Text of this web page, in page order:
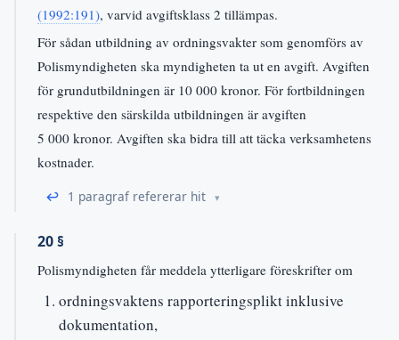
(1992:191), varvid avgiftsklass 2 tillämpas.
För sådan utbildning av ordningsvakter som genomförs av
Polismyndigheten ska myndigheten ta ut en avgift. Avgiften
för grundutbildningen är 10 000 kronor. För fortbildningen
respektive den särskilda utbildningen är avgiften
5 000 kronor. Avgiften ska bidra till att täcka verksamhetens
kostnader.
↩ 1 paragraf refererar hit
20 §
Polismyndigheten får meddela ytterligare föreskrifter om
ordningsvaktens rapporteringsplikt inklusive
dokumentation,